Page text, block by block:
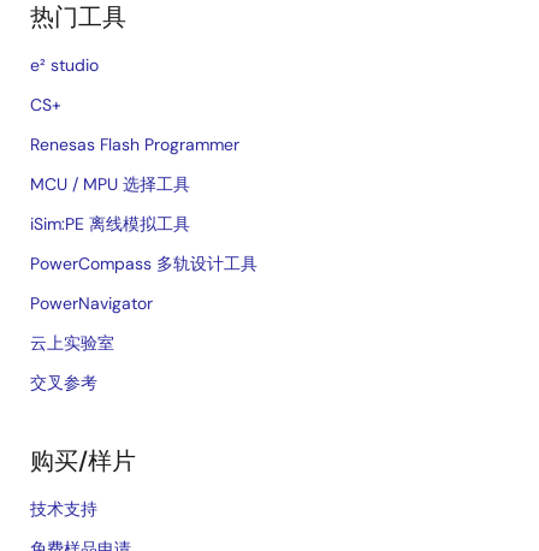
热门工具
e² studio
CS+
Renesas Flash Programmer
MCU / MPU 选择工具
iSim:PE 离线模拟工具
PowerCompass 多轨设计工具
PowerNavigator
云上实验室
交叉参考
购买/样片
技术支持